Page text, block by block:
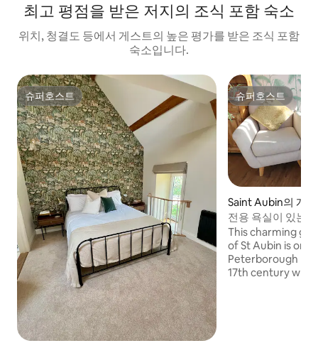
최고 평점을 받은 저지의 조식 포함 숙소
위치, 청결도 등에서 게스트의 높은 평가를 받은 조식 포함
숙소입니다.
슈퍼호스트
슈퍼호스트 슈퍼호스트
슈퍼호스트
Saint Aubin의 개
전용 욕실이 있는
룸
This charming
of St Aubin is one
Peterborough
17th century